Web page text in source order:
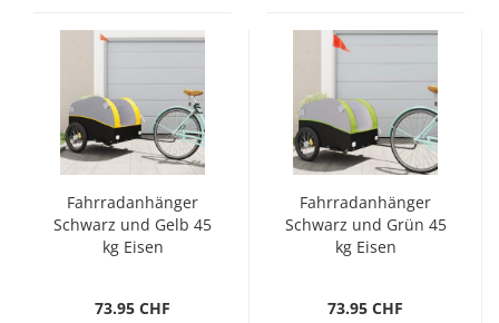
Fahrradanhänger
Schwarz und Gelb 45
kg Eisen
73.95 CHF
Fahrradanhänger
Schwarz und Grün 45
kg Eisen
73.95 CHF